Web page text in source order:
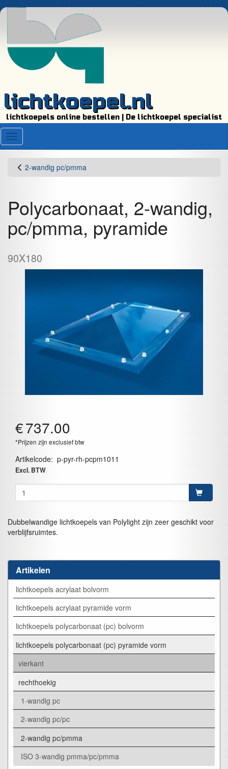
lichtkoepel.nl
lichtkoepels online bestellen | De lichtkoepel specialist
Menu
Artikelen
lichtkoepels acrylaat bolvorm
lichtkoepels acrylaat pyramide vorm
lichtkoepels polycarbonaat (pc) bolvorm
lichtkoepels polycarbonaat (pc) pyramide vorm
vierkant
rechthoekig
1-wandig pc
2-wandig pc/pc
2-wandig pc/pmma
ISO 3-wandig pmma/pc/pmma
2-wandig pc/pmma
Polycarbonaat, 2-wandig,
pc/pmma, pyramide
90X180
€737.00
*Prijzen zijn exclusief btw
Artikelcode: p-pyr-rh-pcpm1011
Excl. BTW
Dubbelwandige lichtkoepels van Polylight zijn zeer geschikt voor
verblijfsruimtes.